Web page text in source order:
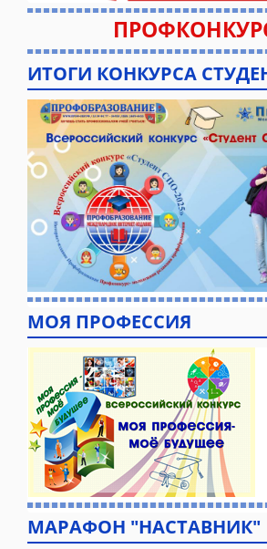
ИТОГИ КОНКУРСА
МОЯ ПРОФЕССИЯ
МАРАФОН "НАСТАВНИК"